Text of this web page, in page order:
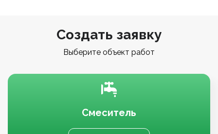
Создать заявку
Выберите объект работ
Смеситель